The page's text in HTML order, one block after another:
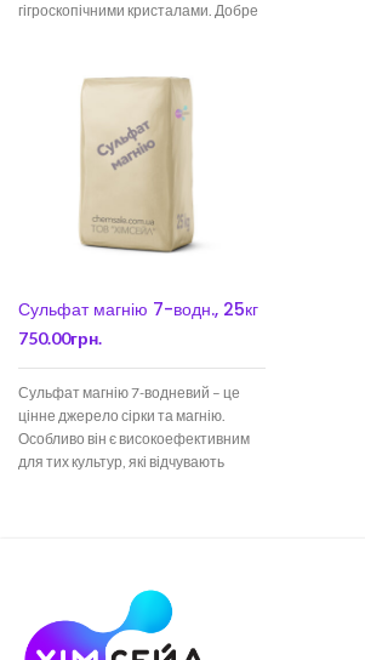
гігроскопічними кристалами. Добре
Сульфат магнію 7-водн., 25кг
750.00грн.
Сульфат магнію 7-водневий – це
цінне джерело сірки та магнію.
Особливо він є високоефективним
для тих культур, які відчувають